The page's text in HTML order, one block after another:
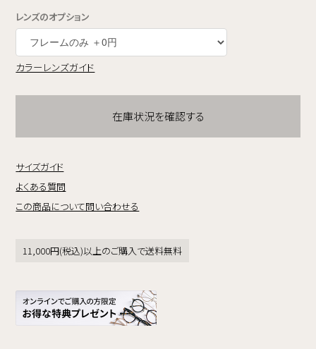
レンズのオプション
カラーレンズガイド
在庫状況を確認する
サイズガイド
よくある質問
この商品について問い合わせる
11,000円(税込)以上のご購入で送料無料